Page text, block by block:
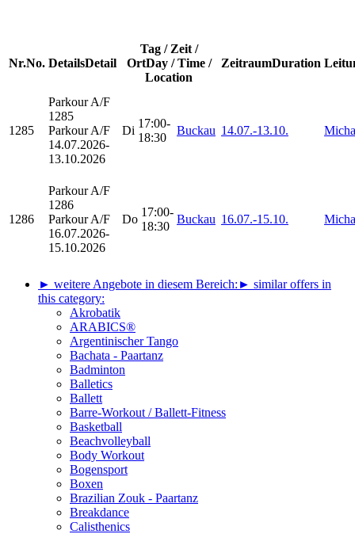
Nr.No. DetailsDetail
Tag / Zeit /
OrtDay / Time /
Location
ZeitraumDuration
1285
ParkourA/F
1285
Parkour A/F
14.07.2026-
13.10.2026
Di
17:00-
18:30
Buckau 14.07.-13.10.
1286
ParkourA/F
1286
Parkour A/F
16.07.2026-
15.10.2026
Do
17:00-
18:30
Buckau 16.07.-15.10.
► weitere Angebote in diesem Bereich: ► similar offers in
this category:
Akrobatik
ARABICS®
Argentinischer Tango
Bachata - Paartanz
Badminton
Balletics
Ballett
Barre-Workout / Ballett-Fitness
Basketball
Beachvolleyball
Body Workout
Bogensport
Boxen
Brazilian Zouk - Paartanz
Breakdance
Calisthenics